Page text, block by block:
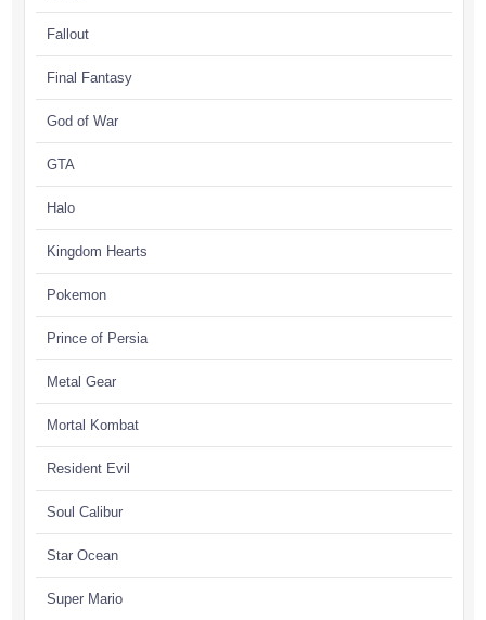
Fallout
Final Fantasy
God of War
GTA
Halo
Kingdom Hearts
Pokemon
Prince of Persia
Metal Gear
Mortal Kombat
Resident Evil
Soul Calibur
Star Ocean
Super Mario